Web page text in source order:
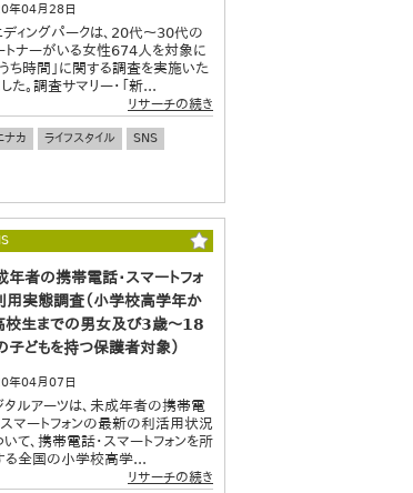
年04月28日
ディングパークは、20代～30代の
トナーがいる女性674人を対象に
うち時間」に関する調査を実施いた
した。調査サマリー・「新...
リサーチの続き
ナカ ライフスタイル SNS
年者の携帯電話・スマートフォ
用実態調査（小学校高学年か
校生までの男女及び3歳～18
子どもを持つ保護者対象）
年04月07日
タルアーツは、未成年者の携帯電
スマートフォンの最新の利活用状況
いて、携帯電話・スマートフォンを所
る全国の小学校高学...
リサーチの続き